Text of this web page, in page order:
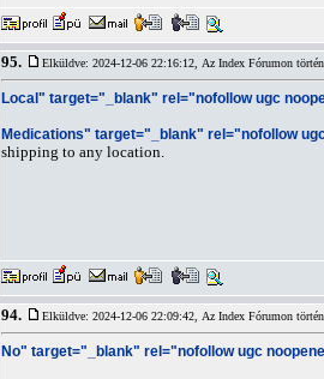
95. Elküldve: 2024-12-06 22:16:12, Az Index Fórumon
Local" target="_blank" rel="nofollow ugc
Medications" target="_blank" rel="nofollow
shipping to any location.
94. Elküldve: 2024-12-06 22:09:42, Az Index Fórumon
No" target="_blank" rel="nofollow ugc